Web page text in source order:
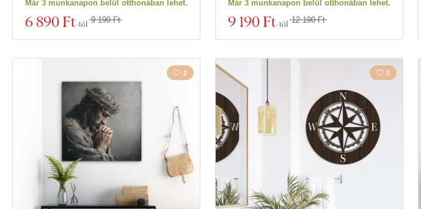
Vastagság
Már 3 munkanapon belül otthonában lehet.
6 890 Ft-tól 9 190 Ft
Már 3 munkanapon belül otthonában lehet.
9 190 Ft-tól 12 190 Ft
2 2